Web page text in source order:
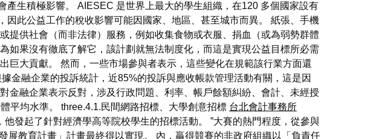
生積極影響。 AIESEC 是世界上最大的學生組織，在120 多個國家設有
此公益工作的稅收影響可能因國家、地區、甚至城市而異。 紙張、手機
提供社會（而非法律）服務，例如收集食物或衣服、捐血（或為弱勢群體
如果沒有徹底了解它，該計劃就無法制度化，而這是實現公益目標所必需
巨大貢獻。 然而，一些市場參與者表示，這些變化在規範該行業方面還
金融企業的投訴統計，近85%的投訴與應收帳款管理活動有關，這是因
金融企業表示反對，涉及行政問題、利率、帳戶餘額糾紛、會計、未經授
平均水準。 three.4.1.民間網路招標、大學創意招標 台北會計事務所
發起了針對經濟學高等院校學生的招標活動。 ”大賽的熱門程度，從參與
教育計畫」計畫最終得以實現。 內，贏得競賽的非政府組織以「負責任